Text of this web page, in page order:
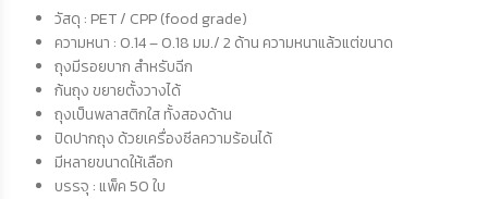
วัสดุ : PET / CPP (food grade)
ความหนา : 0.14 – 0.18 มม./ 2 ด้าน ความหนาแล้วแต่ขนาด
ถุงมีรอยบาก สำหรับฉีก
ก้นถุง ขยายตั้งวางได้
ถุงเป็นพลาสติกใส ทั้งสองด้าน
ปิดปากถุง ด้วยเครื่องซีลความร้อนได้
มีหลายขนาดให้เลือก
บรรจุ : แพ็ค 50 ใบ